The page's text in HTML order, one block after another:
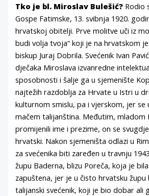
Tko je bl. Miroslav Bulešić? Rodio
Gospe Fatimske, 13. svibnja 1920.
hrvatskoj obitelji. Prve molitve uči iz
budi volja tvoja“ koji je na hrvatskom
biskup Juraj Dobrila. Svećenik Ivan
dječaka Miroslava izvanredne
sposobnosti i šalje ga u sjemenište
najtežih razdoblja za Hrvate u Istri u
kulturnom smislu, pa i vjerskom, jer se
mačem talijanština. Međutim, mladom
promijenili ime i prezime, on se
hrvatski. Nakon sjemeništa odlazi u
za svećenika biti zaređen u travnju
župu Baderna, blizu Poreča, koja je
zapuštena, jer je u čisto hrvatsku župu
talijanski svećenik, koji je bio dobar ali